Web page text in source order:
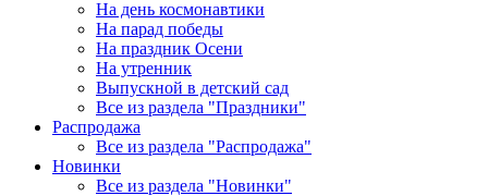
На день космонавтики
На парад победы
На праздник Осени
На утренник
Выпускной в детский сад
Все из раздела "Праздники"
Распродажа
Все из раздела "Распродажа"
Новинки
Все из раздела "Новинки"